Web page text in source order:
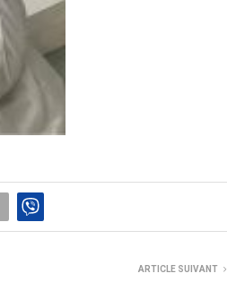
ARTICLE SUIVANT